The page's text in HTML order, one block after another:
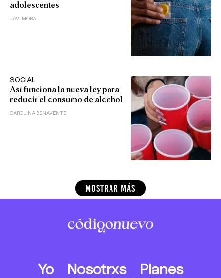
adolescentes
JAVI MORA
SOCIAL
Así funciona la nueva ley para
reducir el consumo de alcohol
CAROLINA BENAVENTE
MOSTRAR MÁS
Yo Nosotrxs
Planes